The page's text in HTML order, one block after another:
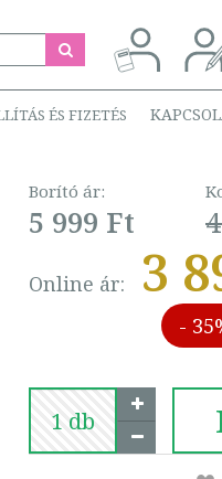
ÉS FIZETÉS
Borító ár:
5 999 Ft
Online ár: 3
-